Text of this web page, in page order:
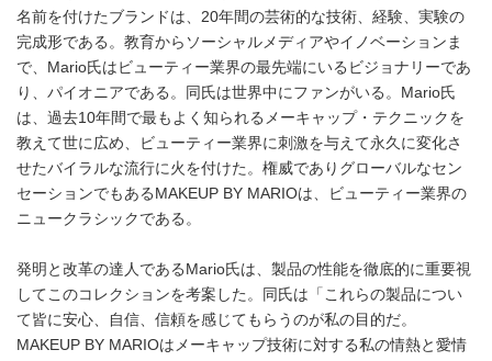
名前を付けたブランドは、20年間の芸術的な技術、経験、実験の
完成形である。教育からソーシャルメディアやイノベーションま
で、Mario氏はビューティー業界の最先端にいるビジョナリーであ
り、パイオニアである。同氏は世界中にファンがいる。Mario氏
は、過去10年間で最もよく知られるメーキャップ・テクニックを
教えて世に広め、ビューティー業界に刺激を与えて永久に変化さ
せたバイラルな流行に火を付けた。権威でありグローバルなセン
セーションでもあるMAKEUP BY MARIOは、ビューティー業界の
ニュークラシックである。
発明と改革の達人であるMario氏は、製品の性能を徹底的に重要視
してこのコレクションを考案した。同氏は「これらの製品につい
て皆に安心、自信、信頼を感じてもらうのが私の目的だ。
MAKEUP BY MARIOはメーキャップ技術に対する私の情熱と愛情